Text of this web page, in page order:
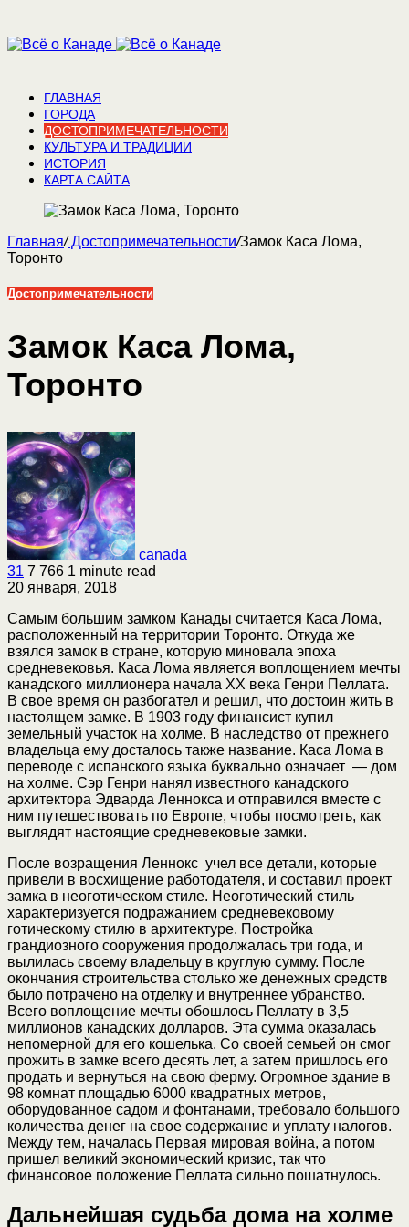
ГЛАВНАЯ
ГОРОДА
ДОСТОПРИМЕЧАТЕЛЬНОСТИ
КУЛЬТУРА И ТРАДИЦИИ
ИСТОРИЯ
КАРТА САЙТА
Главная/Достопримечательности/Замок Каса Лома,
Торонто
Достопримечательности
Замок Каса Лома,
Торонто
canada
31 7 766 1 minute read
20 января, 2018
Самым большим замком Канады считается Каса Лома,
расположенный на территории Торонто. Откуда же
взялся замок в стране, которую миновала эпоха
средневековья. Каса Лома является воплощением мечты
канадского миллионера начала ХХ века Генри Пеллата.
В свое время он разбогател и решил, что достоин жить в
настоящем замке. В 1903 году финансист купил
земельный участок на холме. В наследство от прежнего
владельца ему досталось также название. Каса Лома в
переводе с испанского языка буквально означает — дом
на холме. Сэр Генри нанял известного канадского
архитектора Эдварда Леннокса и отправился вместе с
ним путешествовать по Европе, чтобы посмотреть, как
выглядят настоящие средневековые замки.
После возращения Леннокс учел все детали, которые
привели в восхищение работодателя, и составил проект
замка в неоготическом стиле. Неоготический стиль
характеризуется подражанием средневековому
готическому стилю в архитектуре. Постройка
грандиозного сооружения продолжалась три года, и
вылилась своему владельцу в круглую сумму. После
окончания строительства столько же денежных средств
было потрачено на отделку и внутреннее убранство.
Всего воплощение мечты обошлось Пеллату в 3,5
миллионов канадских долларов. Эта сумма оказалась
непомерной для его кошелька. Со своей семьей он смог
прожить в замке всего десять лет, а затем пришлось его
продать и вернуться на свою ферму. Огромное здание в
98 комнат площадью 6000 квадратных метров,
оборудованное садом и фонтанами, требовало большого
количества денег на свое содержание и уплату налогов.
Между тем, началась Первая мировая война, а потом
пришел великий экономический кризис, так что
финансовое положение Пеллата сильно пошатнулось.
Дальнейшая судьба дома на холме